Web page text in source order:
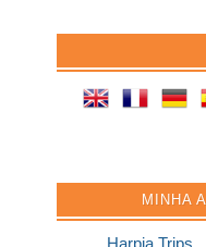
MINHA
Harpia Trips